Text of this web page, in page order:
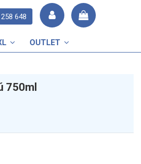
648
OUTLET
750ml